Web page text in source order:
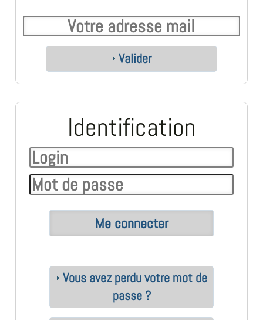
Valider
Identification
Vous avez perdu votre mot de
passe ?